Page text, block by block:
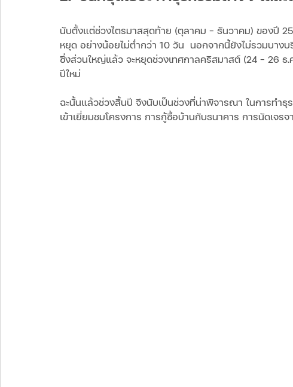
นับตั้งแต่ช่วงไตรมาสสุดท้าย (ตุลาคม – ธันวาคม) ของปี
หยุด อย่างน้อยไม่ต่ำกว่า 10 วัน  นอกจากนี้ยังไม่รวมบาง
ซึ่งส่วนใหญ่แล้ว จะหยุดช่วงเทศกาลคริสมาสต์ (24 – 26
ปีใหม่
ฉะนั้นแล้วช่วงสิ้นปี จึงนับเป็นช่วงที่น่าพิจารณา ในการทำธุ
เข้าเยี่ยมชมโครงการ การกู้ซื้อบ้านกับธนาคาร การนัดเจร